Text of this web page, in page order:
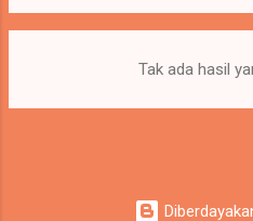
Resort. Kebutuhan resort atau
keluar dari rutinitas dan
produktivitas dalam kehidupan
Tak ada hasil